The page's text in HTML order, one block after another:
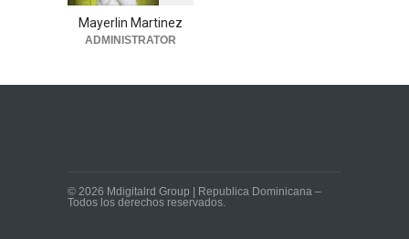
Mayerlin Martinez
ADMINISTRATOR
© 2026 Mdigitalrd Group | Republica Dominicana –
Todos los derechos reservados.